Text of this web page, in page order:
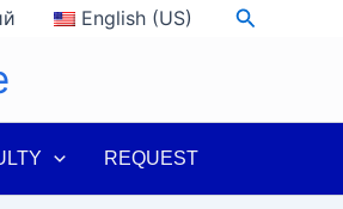
English (US) Search
REQUEST